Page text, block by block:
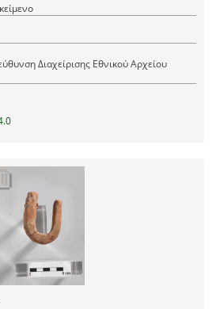
Διαχείρισης Εθνικού Αρχείου